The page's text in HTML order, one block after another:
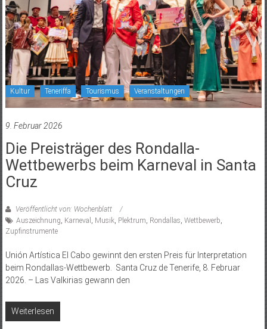
Kultur Teneriffa Tourismus Veranstaltungen
9. Februar 2026
Die Preisträger des Rondalla-
Wettbewerbs beim Karneval in Santa
Cruz
Veröffentlicht von: Wochenblatt
Auszeichnung, Karneval , Musik, Plektrum, Rondallas, Wettbewerb,
Zupfinstrumente
Unión Artística El Cabo gewinnt den ersten Preis für Interpretation
beim Rondallas-Wettbewerb. Santa Cruz de Tenerife, 8. Februar
2026. – Las Valkirias gewann den
Weiterlesen